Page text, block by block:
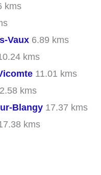
kms
Vaux 6.89 kms
kms
11.01 kms
kms
Blangy 17.37 kms
kms